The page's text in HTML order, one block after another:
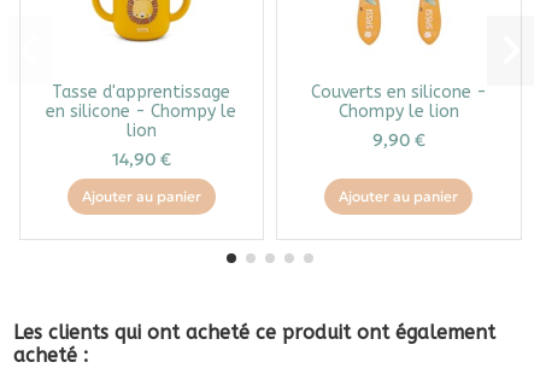
Tasse d'apprentissage
en silicone - Chompy le
lion
14,90 €
Ajouter au panier
Couverts en silicone -
Chompy le lion
9,90 €
Ajouter au panier
Les clients qui ont acheté ce produit ont également
acheté :